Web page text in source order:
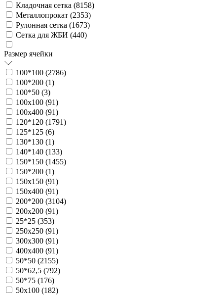
Кладочная сетка (8158)
Металлопрокат (2353)
Рулонная сетка (1673)
Сетка для ЖБИ (440)
Размер ячейки
100*100 (2786)
100*200 (1)
100*50 (3)
100х100 (91)
100х400 (91)
120*120 (1791)
125*125 (6)
130*130 (1)
140*140 (133)
150*150 (1455)
150*200 (1)
150х150 (91)
150х400 (91)
200*200 (3104)
200х200 (91)
25*25 (353)
250х250 (91)
300х300 (91)
400х400 (91)
50*50 (2155)
50*62,5 (792)
50*75 (176)
50х100 (182)